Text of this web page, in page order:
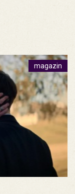
magazin